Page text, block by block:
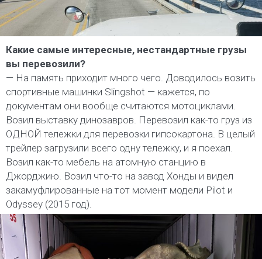
Какие самые интересные, нестандартные грузы
вы перевозили?
— На память приходит много чего. Доводилось возить
спортивные машинки Slingshot — кажется, по
документам они вообще считаются мотоциклами.
Возил выставку динозавров. Перевозил как-то груз из
ОДНОЙ тележки для перевозки гипсокартона. В целый
трейлер загрузили всего одну тележку, и я поехал.
Возил как-то мебель на атомную станцию в
Джорджию. Возил что-то на завод Хонды и видел
закамуфлированные на тот момент модели Pilot и
Odyssey (2015 год).